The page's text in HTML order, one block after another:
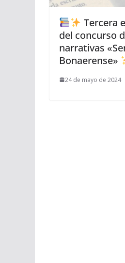
Tercera
del concurso
narrativas
Bonaerense»
24 de mayo de 2024